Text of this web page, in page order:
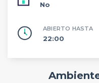
No
ABIERTO HASTA
22:00